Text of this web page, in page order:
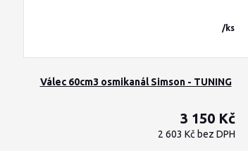
Válec 60cm3 osmikanál Simson - TUNING
3 150 Kč
/ks
2 603 Kč bez DPH